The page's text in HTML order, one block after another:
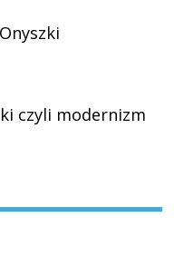
czyli modernizm